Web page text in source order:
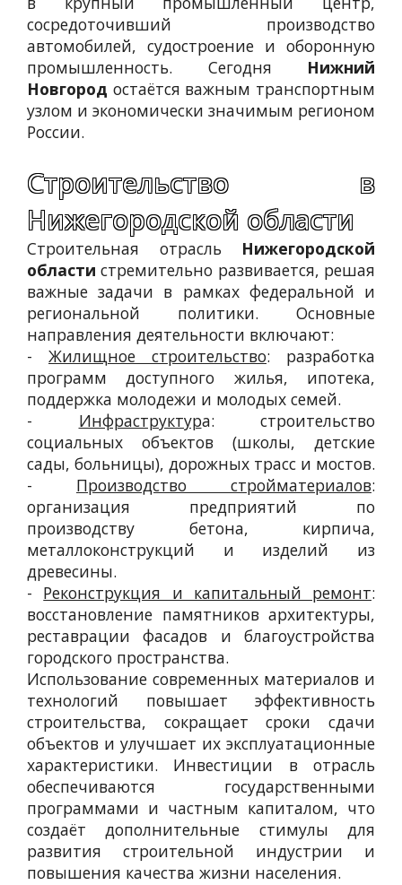
сосредоточивший производство
автомобилей, судостроение и оборонную
промышленность. Сегодня Нижний
Новгород остаётся важным транспортным
узлом и экономически значимым регионом
России.
Строительство в
Нижегородской области
Строительная отрасль Нижегородской
области стремительно развивается, решая
важные задачи в рамках федеральной и
региональной политики. Основные
направления деятельности включают:
- Жилищное строительство: разработка
программ доступного жилья, ипотека,
поддержка молодежи и молодых семей.
- Инфраструктура: строительство
социальных объектов (школы, детские
сады, больницы), дорожных трасс и мостов.
- Производство стройматериалов:
организация предприятий по
производству бетона, кирпича,
металлоконструкций и изделий из
древесины.
- Реконструкция и капитальный ремонт:
восстановление памятников архитектуры,
реставрации фасадов и благоустройства
городского пространства.
Использование современных материалов и
технологий повышает эффективность
строительства, сокращает сроки сдачи
объектов и улучшает их эксплуатационные
характеристики. Инвестиции в отрасль
обеспечиваются государственными
программами и частным капиталом, что
создаёт дополнительные стимулы для
развития строительной индустрии и
повышения качества жизни населения.